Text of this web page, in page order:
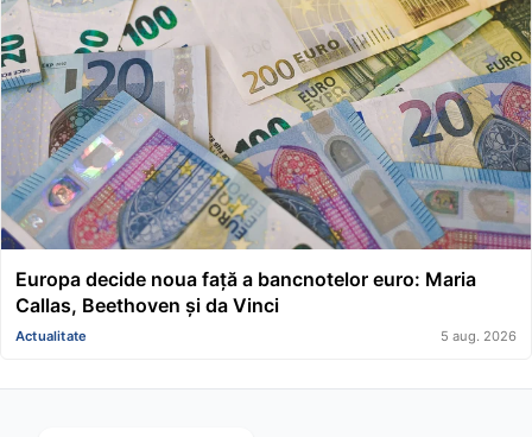
Europa decide noua față a bancnotelor euro: Maria
Callas, Beethoven și da Vinci
Actualitate 5 aug. 2026